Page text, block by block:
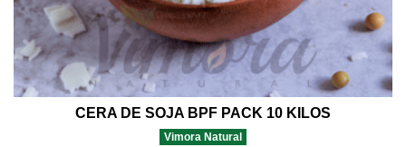
CERA DE SOJA BPF PACK 10 KILOS
Vimora Natural